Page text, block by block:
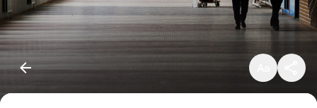
Klein
Standaard
Groot